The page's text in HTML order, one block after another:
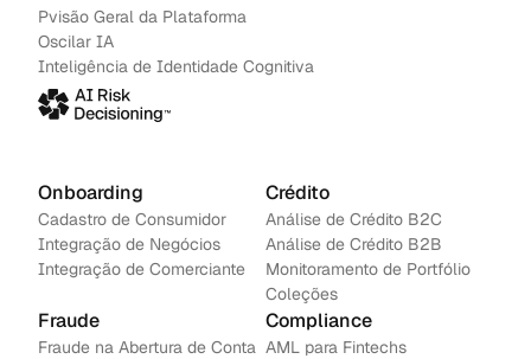
tecnolo
gia de
IA,
aprimor
ando a
escalab
ilidade
do
BaaS
o reduz
custos.
Pvisão Geral da Plataforma
Oscilar IA
Inteligência de Identidade Cognitiva
Onboarding
Cadastro de Consumidor
Integração de Negócios
Integração de Comerciante
Crédito
Análise de Crédito B2C
Análise de Crédito B2B
Monitoramento de Portfólio
Coleções
Fraude
Fraude na Abertura de Conta
Compliance
AML para Fintechs